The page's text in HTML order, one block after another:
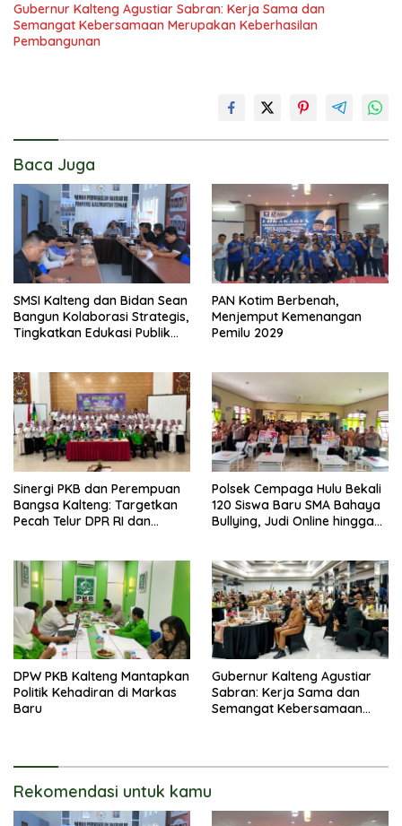
Gubernur Kalteng Agustiar Sabran: Kerja Sama dan
Semangat Kebersamaan Merupakan Keberhasilan
Pembangunan
Baca Juga
SMSI Kalteng dan Bidan Sean
Bangun Kolaborasi Strategis,
Tingkatkan Edukasi Publik
PAN Kotim Berbenah,
Menjemput Kemenangan
Pemilu 2029
Sinergi PKB dan Perempuan
Bangsa Kalteng: Targetkan
Pecah Telur DPR RI dan
Polsek Cempaga Hulu Bekali
120 Siswa Baru SMA Bahaya
Bullying, Judi Online hingga
DPW PKB Kalteng Mantapkan
Politik Kehadiran di Markas
Baru
Gubernur Kalteng Agustiar
Sabran: Kerja Sama dan
Semangat Kebersamaan
Rekomendasi untuk kamu